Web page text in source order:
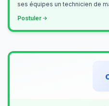
ses équipes un technicien de maintenance.
Postuler